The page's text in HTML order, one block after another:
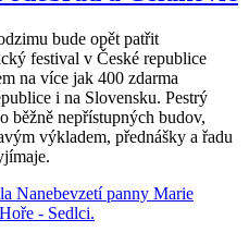
bude opět patřit
festival v České republice
na více jak 400 zdarma
i na Slovensku. Pestrý
běžně nepřístupných budov,
výkladem, přednášky a řadu